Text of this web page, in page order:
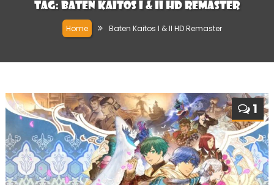
Tag: Baten Kaitos I & II HD Remaster
Home Baten Kaitos I & II HD Remaster
1